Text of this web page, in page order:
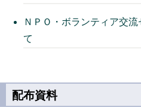
ＮＰＯ・ボランティア交
て
配布資料